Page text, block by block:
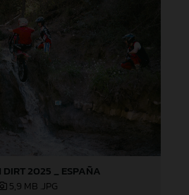
DIRT 2025 _ ESPAÑA
5,9 MB .JPG